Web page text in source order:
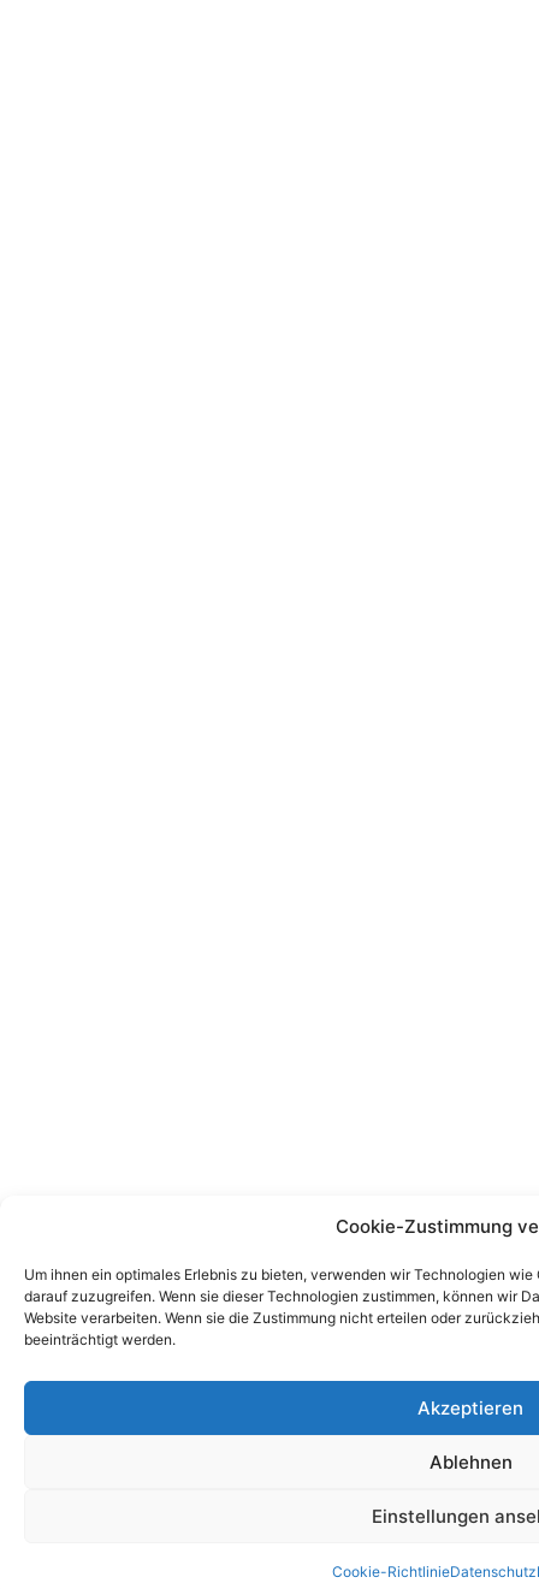
Cookie-Zustimmung
Um ihnen ein optimales Erlebnis zu bieten, verwenden wir Technologien
darauf zuzugreifen. Wenn sie dieser Technologien zustimmen, können wir
Website verarbeiten. Wenn sie die Zustimmung nicht erteilen oder
beeinträchtigt werden.
Akzeptieren
Ablehnen
Einstellungen
Cookie-RichtlinieDatenschutz